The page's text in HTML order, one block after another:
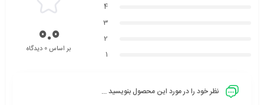
4
3
2
1
0.0بر اساس 0 دیدگاه
نظر خود را در مورد این محصول بنویسید ...